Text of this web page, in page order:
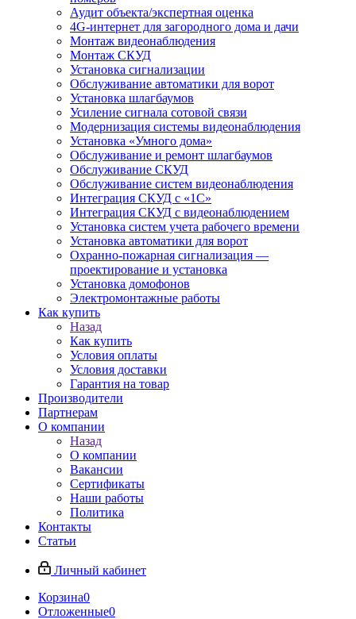
Аудит объекта/экспертная оценка
4G-интернет для загородного дома и дачи
Монтаж видеонаблюдения
Монтаж СКУД
Установка сигнализации
Обслуживание автоматики для ворот
Установка шлагбаумов
Усиление сигнала сотовой связи
Модернизация системы видеонаблюдения
Установка «Умного дома»
Обслуживание и ремонт шлагбаумов
Обслуживание СКУД
Обслуживание систем видеонаблюдения
Интеграция СКУД с «1С»
Интеграция СКУД с видеонаблюдением
Установка систем учета рабочего времени
Установка автоматики для ворот
Охранно-пожарная сигнализация —
проектирование и установка
Установка домофонов
Электромонтажные работы
Как купить
Назад
Как купить
Условия оплаты
Условия доставки
Гарантия на товар
Производители
Партнерам
О компании
Назад
О компании
Вакансии
Сертификаты
Наши работы
Политика
Контакты
Статьи
Личный кабинет
Корзина0
Отложенные0